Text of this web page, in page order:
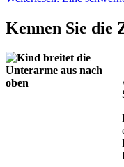
Kennen Sie die